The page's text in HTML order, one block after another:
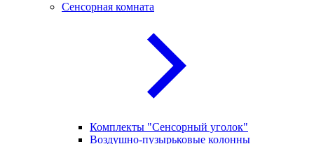
Сенсорная комната
Комплекты "Сенсорный уголок"
Воздушно-пузырьковые колонны